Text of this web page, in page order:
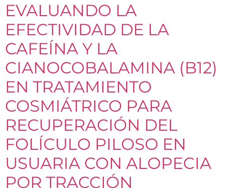
EVALUANDO LA
EFECTIVIDAD DE LA
CAFEÍNA Y LA
CIANOCOBALAMINA (B12)
EN TRATAMIENTO
COSMIÁTRICO PARA
RECUPERACIÓN DEL
FOLÍCULO PILOSO EN
USUARIA CON ALOPECIA
POR TRACCIÓN